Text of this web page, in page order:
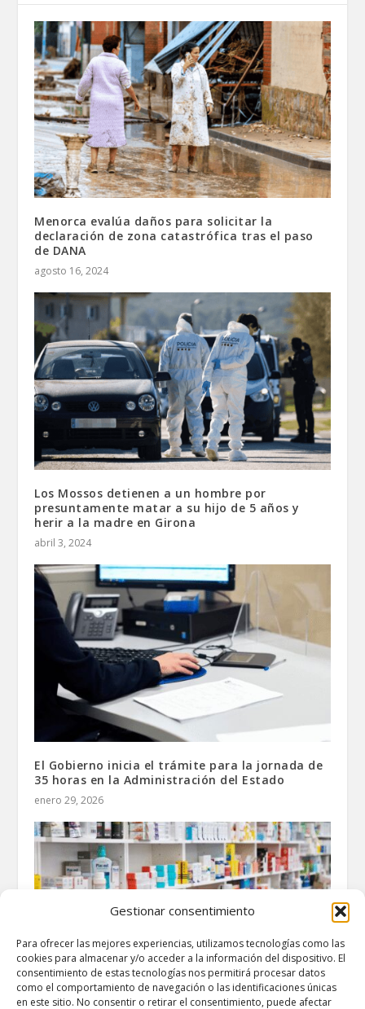
Gestionar consentimiento
Para ofrecer las mejores experiencias, utilizamos tecnologías como las
cookies para almacenar y/o acceder a la información del dispositivo. El
consentimiento de estas tecnologías nos permitirá procesar datos
como el comportamiento de navegación o las identificaciones únicas
en este sitio. No consentir o retirar el consentimiento, puede afectar
Menorca evalúa daños para solicitar la
declaración de zona catastrófica tras el paso
de DANA
agosto 16, 2024
Los Mossos detienen a un hombre por
presuntamente matar a su hijo de 5 años y
herir a la madre en Girona
abril 3, 2024
El Gobierno inicia el trámite para la jornada de
35 horas en la Administración del Estado
enero 29, 2026